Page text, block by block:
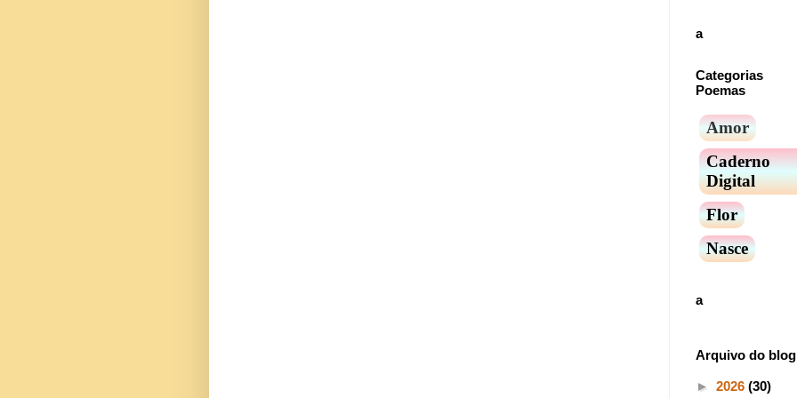
a
Categorias
Poemas
Amor
Caderno
Digital
Flor
Nasce
a
Arquivo do blog
► 2026 (30)